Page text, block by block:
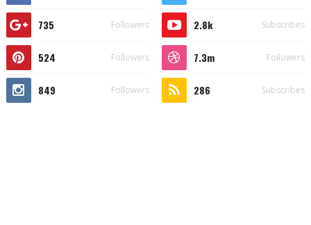
735 Followers 2.8k Subscribes
524 Followers 7.3m Followers
849 Followers 286 Subscribes